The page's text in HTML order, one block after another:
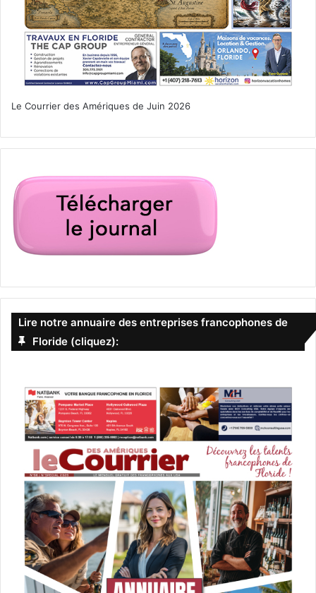
Le Courrier des Amériques de Juin 2026
Lire notre annuaire des entreprises francophones de
Floride (cliquez):